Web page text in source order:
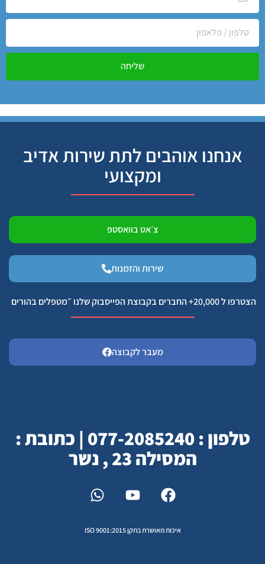
שליחה
אנחנו אוהבים לתת שירות אדיב
ומקצועי
צ׳אט בוואסטפ
שירות והזמנות
הצטרפו ל 20,000+ החברים בקבוצת הפייסבוק שלנו ״מטפלים בהורים
מעבר לקבוצה
טלפון : 077-2085240 | כתובת :
המסילה 23 , נשר
איכות מאושרת בתקן ISO 9001:2015